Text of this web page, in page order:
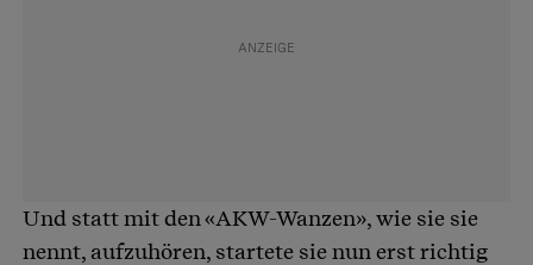
Und statt mit den «AKW-Wanzen», wie sie sie
nennt, aufzuhören, startete sie nun erst richtig